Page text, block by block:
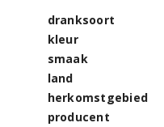
dranksoort
kleur
smaak
land
herkomstgebied
producent